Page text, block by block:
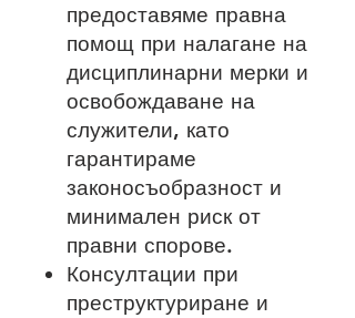
предоставяме правна
помощ при налагане на
дисциплинарни мерки и
освобождаване на
служители, като
гарантираме
законосъобразност и
минимален риск от
правни спорове.
Консултации при
преструктуриране и